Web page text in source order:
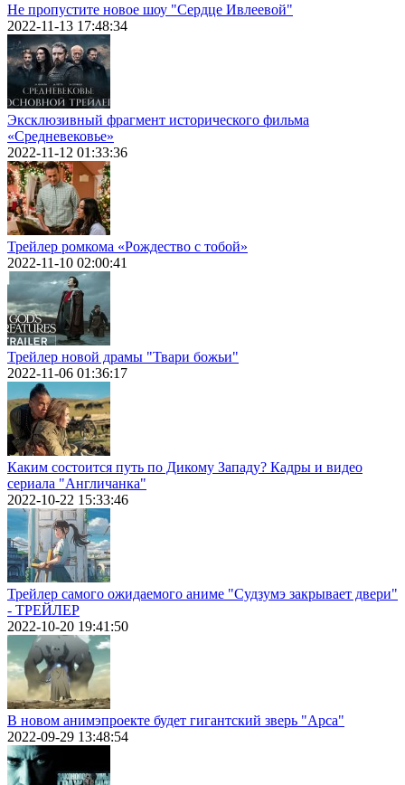
Не пропустите новое шоу "Сердце Ивлеевой"
2022-11-13 17:48:34
Эксклюзивный фрагмент исторического фильма
«Средневековье»
2022-11-12 01:33:36
Трейлер ромкома «Рождество с тобой»
2022-11-10 02:00:41
Трейлер новой драмы "Твари божьи"
2022-11-06 01:36:17
Каким состоится путь по Дикому Западу? Кадры и видео
сериала "Англичанка"
2022-10-22 15:33:46
Трейлер самого ожидаемого аниме "Судзумэ закрывает двери"
- ТРЕЙЛЕР
2022-10-20 19:41:50
В новом анимэпроекте будет гигантский зверь "Арса"
2022-09-29 13:48:54